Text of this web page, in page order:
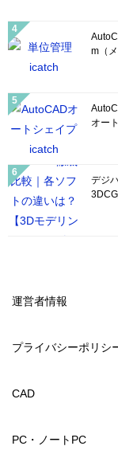
m（
オー
デジ
運営者情報
プライバシーポリシ
CAD
PC・ノートPC